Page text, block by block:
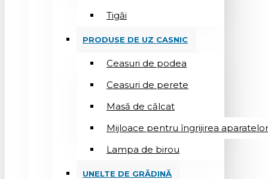
Tigăi
PRODUSE DE UZ CASNIC
Ceasuri de podea
Ceasuri de perete
Masă de călcat
Mijloace pentru îngrijirea
Lampa de birou
UNELTE DE GRĂDINĂ